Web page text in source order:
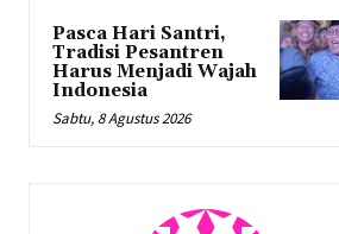
Pasca Hari Santri,
Tradisi Pesantren
Harus Menjadi Wajah
Indonesia
Sabtu, 8 Agustus 2026